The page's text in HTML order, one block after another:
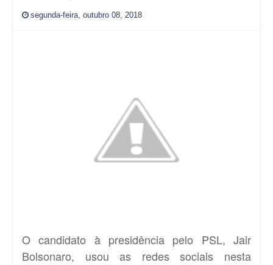
segunda-feira, outubro 08, 2018
O candidato à presidência pelo PSL, Jair
Bolsonaro, usou as redes sociais nesta